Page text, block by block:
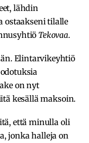
lähdin
ostaakseni tilalle
Tekovaa.
Elintarvikeyhtiö
on nyt
kesällä maksoin.
että minulla oli
jonka halleja on